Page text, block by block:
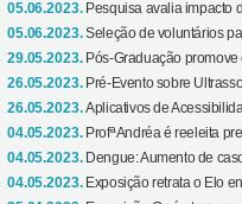
05.06.2023. Pesquisa avalia impacto
05.06.2023.Seleção de voluntários
29.05.2023. Pós-Graduação
26.05.2023. Pré-Evento sobre
26.05.2023.Aplicativos de
04.05.2023. Profª Andréa é reeleita
04.05.2023. Dengue: Aumento de
04.05.2023. Exposição retrata o Elo